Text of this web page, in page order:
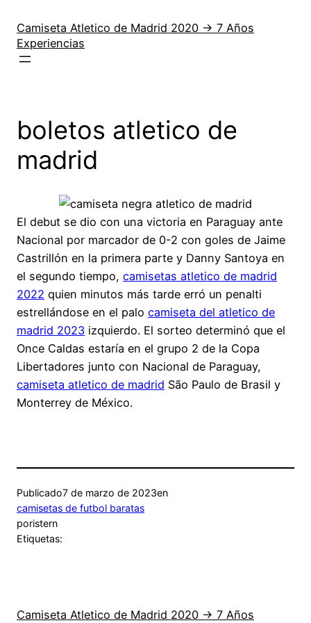
contenido
Camiseta Atletico de Madrid 2020 → 7 Años
Experiencias
boletos atletico de
madrid
El debut se dio con una victoria en Paraguay ante
Nacional por marcador de 0-2 con goles de Jaime
Castrillón en la primera parte y Danny Santoya en
el segundo tiempo, camisetas atletico de madrid
2022 quien minutos más tarde erró un penalti
estrellándose en el palo camiseta del atletico de
madrid 2023 izquierdo. El sorteo determinó que el
Once Caldas estaría en el grupo 2 de la Copa
Libertadores junto con Nacional de Paraguay,
camiseta atletico de madrid São Paulo de Brasil y
Monterrey de México.
Publicado7 de marzo de 2023en
camisetas de futbol baratas
poristern
Etiquetas:
Camiseta Atletico de Madrid 2020 → 7 Años